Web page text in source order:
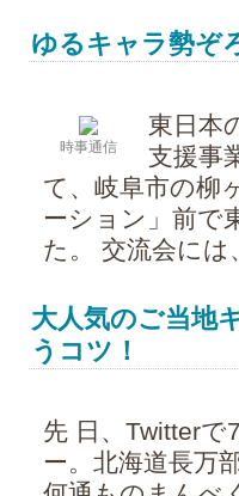
ゆるキャラ勢ぞ
時事通信
東日本
支援事
て、岐阜市の柳
ーション」前で
た。 交流会に
大人気のご当地
うコツ！
先 日、Twitter
ー。北海道長万